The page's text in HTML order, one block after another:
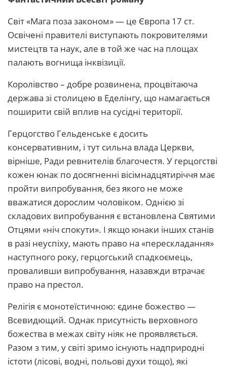
Світ «Мага поза законом» — це Європа 17 ст.
Освічені правителі виступають покровителями
мистецтв та наук, але в той же час на площах
палають вогнища інквізиції.
Королівство – добре розвинена, процвітаюча
держава зі столицею в Еделінгу, що намагається
поширити свій вплив на сусідні території.
Герцогство Гельденське є досить
консервативним, і тут сильна влада Церкви,
вірніше, Ради ревнителів благочестя. У герцогстві
кожен юнак по досягненні вісімнадцятиріччя має
пройти випробування, без якого не може
вважатися дорослим чоловіком. Однією зі
складових випробування є встановлена Святими
Отцями «ніч спокути». І якщо юнаки інших станів
в разі неуспіху, мають право на «перескладання»
наступного року, герцогський спадкоємець,
проваливши випробування, назавжди втрачає
право на престол.
Релігія є монотеїстичною: єдине божество —
Всевидющий. Однак присутність верховного
божества в межах світу ніяк не проявляється.
Разом з тим, у світі зримо існують надприродні
істоти (лісові, водні, польові духи тощо), які